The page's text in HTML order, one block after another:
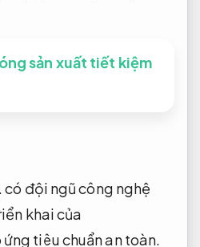
sản xuất tiết kiệm
có đội ngũ công nghệ
khai của
tiêu chuẩn an toàn.